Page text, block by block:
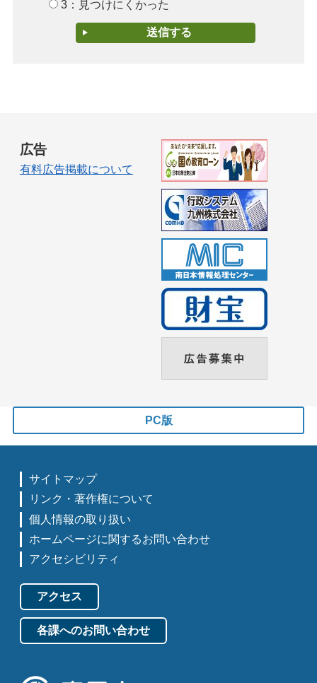
3：見つけにくかった
広告
有料広告掲載について
PC版
サイトマップ
リンク・著作権について
個人情報の取り扱い
ホームページに関するお問い合わせ
アクセシビリティ
アクセス
各課へのお問い合わせ